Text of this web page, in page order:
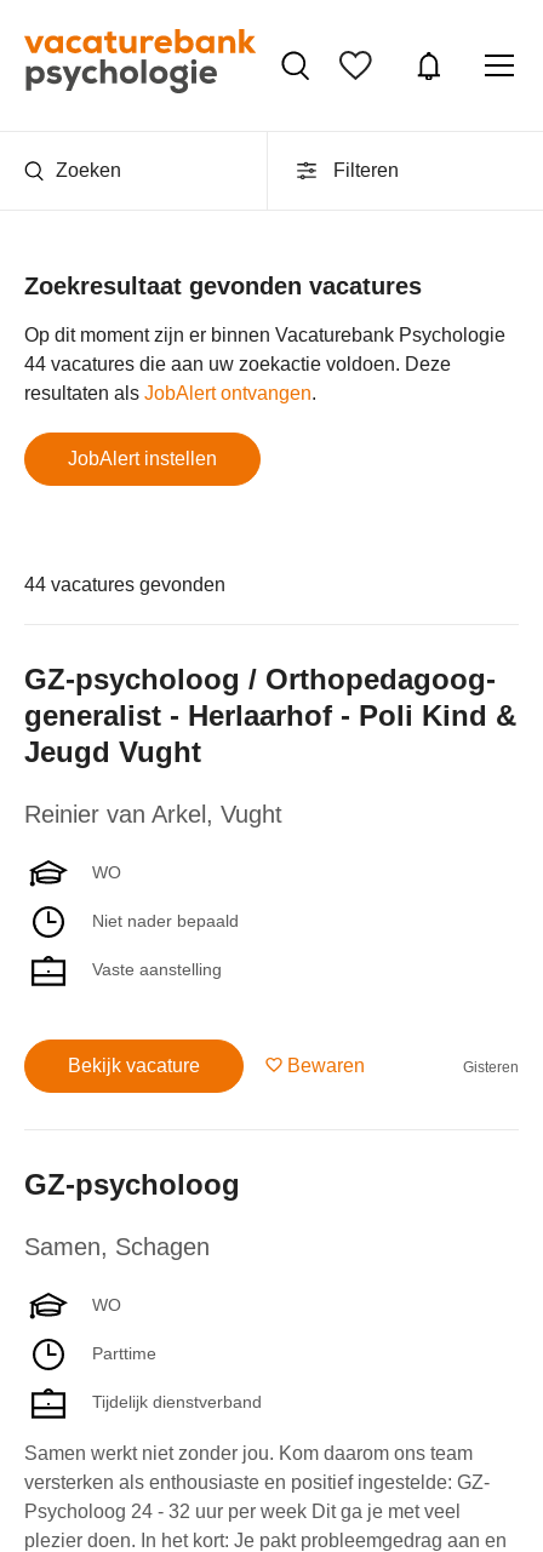
Zoeken Filteren
Zoekresultaat gevonden vacatures
Op dit moment zijn er binnen Vacaturebank Psychologie
44 vacatures die aan uw zoekactie voldoen. Deze
resultaten als JobAlert ontvangen.
JobAlert instellen
44 vacatures gevonden
GZ-psycholoog / Orthopedagoog-
generalist - Herlaarhof - Poli Kind &
Jeugd Vught
Reinier van Arkel , Vught
WO
Niet nader bepaald
Vaste aanstelling
Bekijk vacature Bewaren Gisteren
GZ-psycholoog
Samen, Schagen
WO
Parttime
Tijdelijk dienstverband
Samen werkt niet zonder jou. Kom daarom ons team
versterken als enthousiaste en positief ingestelde: GZ-
Psycholoog 24 - 32 uur per week Dit ga je met veel
plezier doen. In het kort: Je pakt probleemgedrag aan en